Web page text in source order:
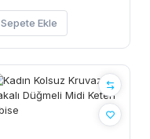
Sepete Ekle